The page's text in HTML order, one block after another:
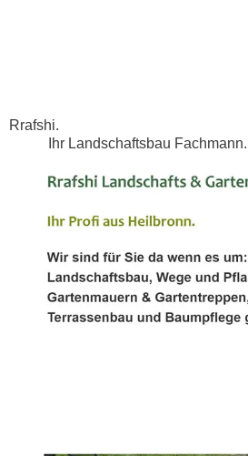
Rrafshi.
Ihr Landschaftsbau Fachmann.